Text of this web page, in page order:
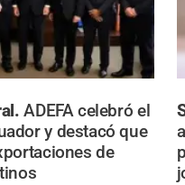
ADEFA celebró el
y destacó que
de